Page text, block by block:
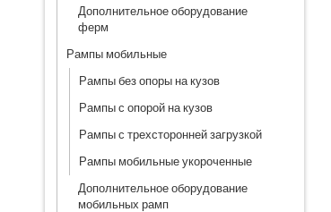
Дополнительное оборудование
ферм
Рампы мобильные
Рампы без опоры на кузов
Рампы с опорой на кузов
Рампы с трехсторонней загрузкой
Рампы мобильные укороченные
Дополнительное оборудование
мобильных рамп